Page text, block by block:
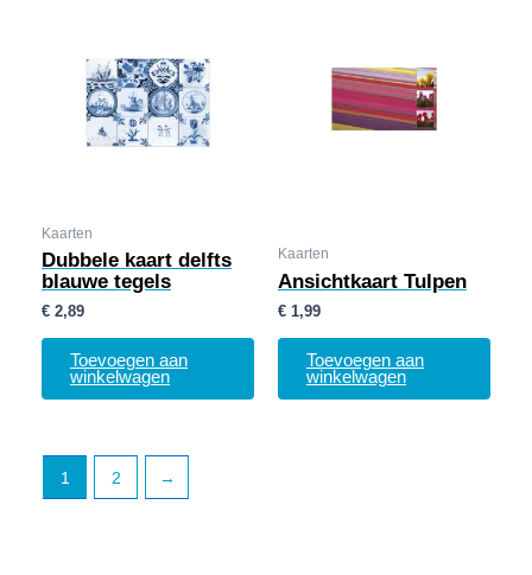
Kaarten
Dubbele kaart delfts
blauwe tegels
€ 2,89
Toevoegen aan
winkelwagen
Kaarten
Ansichtkaart Tulpen
€ 1,99
Toevoegen aan
winkelwagen
1 2 →